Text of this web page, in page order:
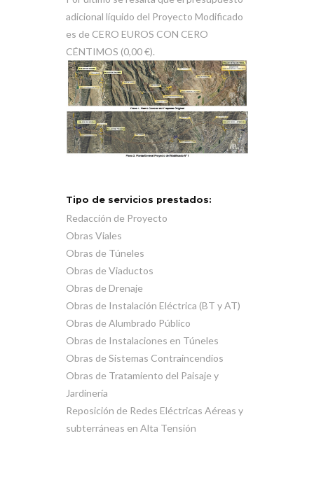
adicional líquido del Proyecto Modificado
es de CERO EUROS CON CERO
CÉNTIMOS (0,00 €).
Tipo de servicios prestados:
Redacción de Proyecto
Obras Viales
Obras de Túneles
Obras de Viaductos
Obras de Drenaje
Obras de Instalación Eléctrica (BT y AT)
Obras de Alumbrado Público
Obras de Instalaciones en Túneles
Obras de Sistemas Contraincendios
Obras de Tratamiento del Paisaje y
Jardinería
Reposición de Redes Eléctricas Aéreas y
subterráneas en Alta Tensión